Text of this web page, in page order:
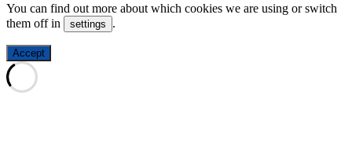
You can find out more about which cookies we are using or switch
them off in
settings .
Accept